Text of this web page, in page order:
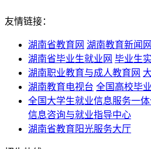
友情链接：
湖南省教育网 湖南教育新闻网
湖南省毕业生就业网 毕业生
湖南职业教育与成人教育网
湖南教育电视台 全国高校毕
全国大学生就业信息服务一
信息咨询与就业指导中心
湖南省教育阳光服务大厅